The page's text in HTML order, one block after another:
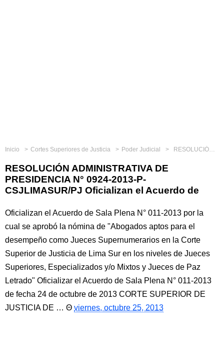
Inicio Cortes Superiores de Justicia Poder Judicial RESOLUCIÓN ADMINISTRATIVA DE PRESIDENCIA N° 0924-2013-P-CSJLIMASUR/PJ Oficializan el Acuerdo de
RESOLUCIÓN ADMINISTRATIVA DE
PRESIDENCIA N° 0924-2013-P-
CSJLIMASUR/PJ Oficializan el Acuerdo de
Oficializan el Acuerdo de Sala Plena N° 011-2013 por la
cual se aprobó la nómina de "Abogados aptos para el
desempeño como Jueces Supernumerarios en la Corte
Superior de Justicia de Lima Sur en los niveles de Jueces
Superiores, Especializados y/o Mixtos y Jueces de Paz
Letrado" Oficializar el Acuerdo de Sala Plena N° 011-2013
de fecha 24 de octubre de 2013 CORTE SUPERIOR DE
JUSTICIA DE …
viernes, octubre 25, 2013